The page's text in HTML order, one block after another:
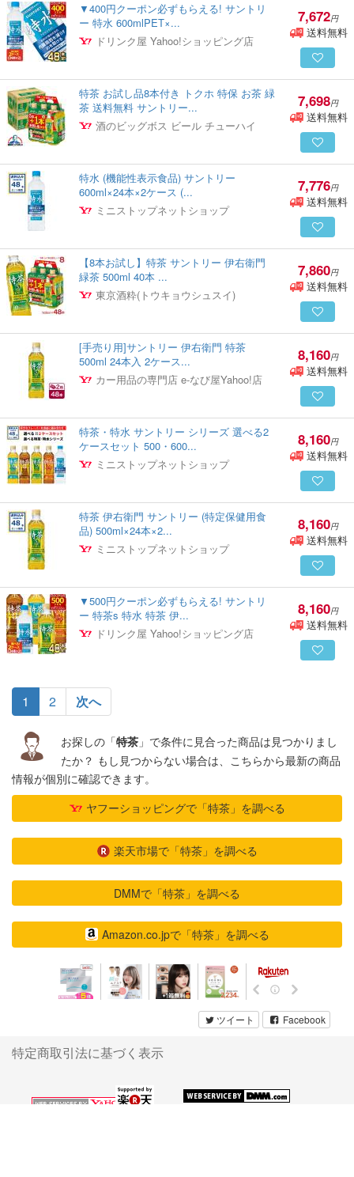
▼400円クーポン必ずもらえる! サントリ
ー 特水 600mlPET×...
ドリンク屋 Yahoo!ショッピング店
7,672円
送料無料
特茶 お試し品8本付き トクホ 特保 お茶 緑
茶 送料無料 サントリー...
酒のビッグボス ビール チューハイ
7,698円
送料無料
特水 (機能性表示食品) サントリー
600ml×24本×2ケース (...
ミニストップネットショップ
7,776円
送料無料
【8本お試し】特茶 サントリー 伊右衛門
緑茶 500ml 40本 ...
東京酒粋(トウキョウシュスイ)
7,860円
送料無料
[手売り用]サントリー 伊右衛門 特茶
500ml 24本入 2ケース...
カー用品の専門店 e-なび屋Yahoo!店
8,160円
送料無料
特茶・特水 サントリー シリーズ 選べる2
ケースセット 500・600...
ミニストップネットショップ
8,160円
送料無料
特茶 伊右衛門 サントリー (特定保健用食
品) 500ml×24本×2...
ミニストップネットショップ
8,160円
送料無料
▼500円クーポン必ずもらえる! サントリ
ー 特茶s 特水 特茶 伊...
ドリンク屋 Yahoo!ショッピング店
8,160円
送料無料
1 (current)
2 次へ
お探しの「特茶」で条件に見合った商品は見つかりまし
たか？ もし見つからない場合は、こちらから最新の商品
情報が個別に確認できます。
ヤフーショッピングで「特茶」を調べる
楽天市場で「特茶」を調べる
DMMで「特茶」を調べる
Amazon.co.jpで「特茶」を調べる
ツイート Facebook
特定商取引法に基づく表示